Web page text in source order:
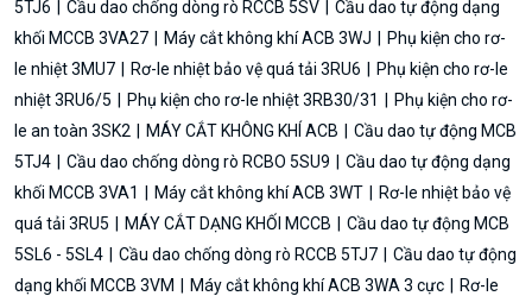
5TJ6
Cầu dao chống dòng rò RCCB 5SV
Cầu dao tự động dạng
khối MCCB 3VA27
Máy cắt không khí ACB 3WJ
Phụ kiện cho rơ-
le nhiệt 3MU7
Rơ-le nhiệt bảo vệ quá tải 3RU6
Phụ kiện cho rơ-le
nhiệt 3RU6/5
Phụ kiện cho rơ-le nhiệt 3RB30/31
Phụ kiện cho rơ-
le an toàn 3SK2
MÁY CẮT KHÔNG KHÍ ACB
Cầu dao tự động MCB
5TJ4
Cầu dao chống dòng rò RCBO 5SU9
Cầu dao tự động dạng
khối MCCB 3VA1
Máy cắt không khí ACB 3WT
Rơ-le nhiệt bảo vệ
quá tải 3RU5
MÁY CẮT DẠNG KHỐI MCCB
Cầu dao tự động MCB
5SL6 - 5SL4
Cầu dao chống dòng rò RCCB 5TJ7
Cầu dao tự động
dạng khối MCCB 3VM
Máy cắt không khí ACB 3WA 3 cực
Rơ-le